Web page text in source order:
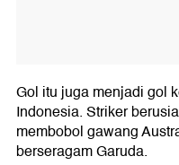
Gol itu juga menjadi gol
Indonesia. Striker
membobol gawang
berseragam Garuda.